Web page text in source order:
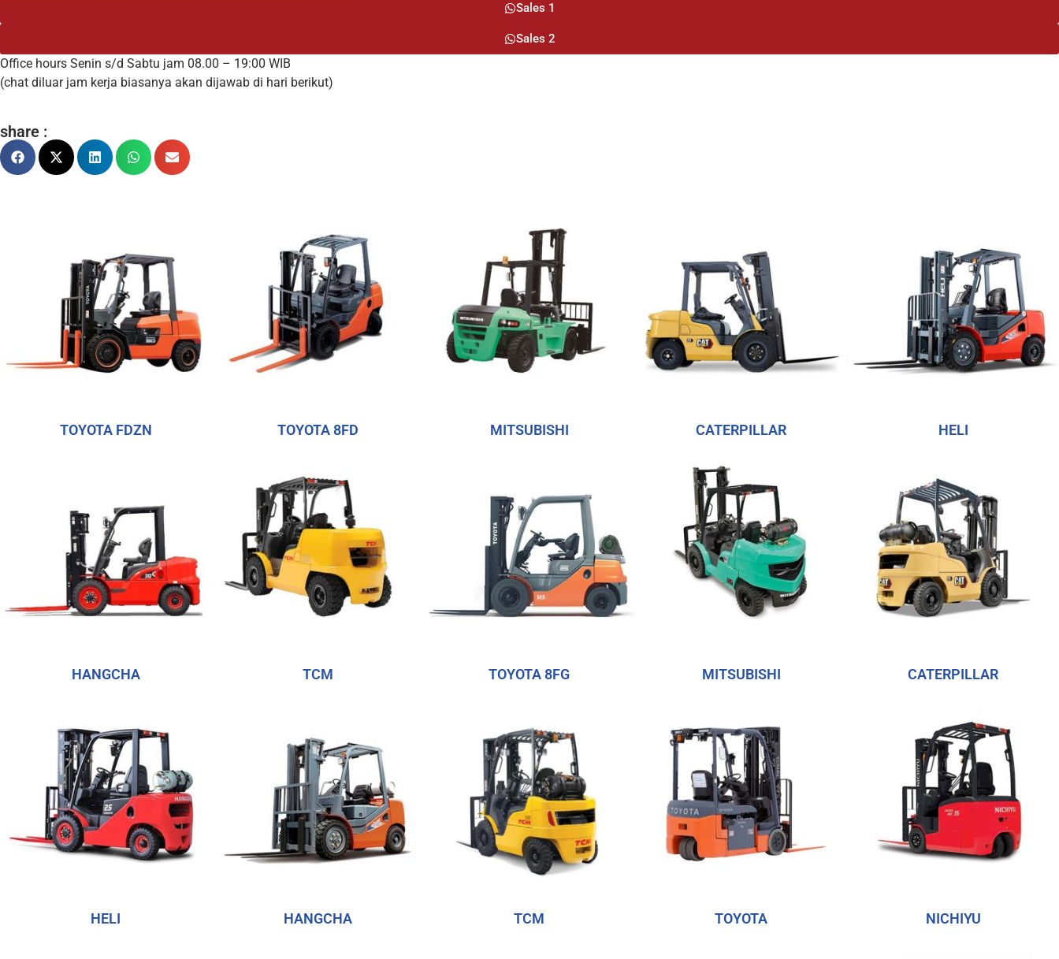
Sales 1
Sales 2
Office hours Senin s/d Sabtu jam 08.00 – 19:00 WIB
(chat diluar jam kerja biasanya akan dijawab di hari berikut)
share :
TOYOTA FDZN TOYOTA 8FD MITSUBISHI CATERPILLAR HELI
HANGCHA TCM TOYOTA 8FG MITSUBISHI CATERPILLAR
HELI HANGCHA TCM TOYOTA NICHIYU